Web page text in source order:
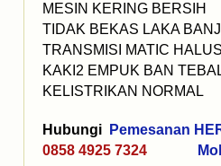
MESIN KERING BERSIH
TIDAK BEKAS LAKA
TRANSMISI MATIC
KAKI2 EMPUK BAN
KELISTRIKAN NORMAL
Hubungi
Pemesanan
0858 4925 7324